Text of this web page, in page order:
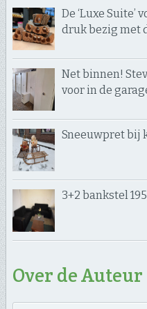
De ‘Luxe Suite’
druk bezig met
Net binnen!
voor in de
Sneeuwpret bij
3+2 bankstel
Over de Auteur